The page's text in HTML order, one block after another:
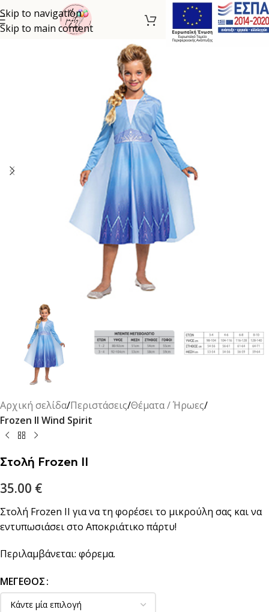
Skip to navigation
Skip to main content
Αρχική σελίδα Περιστάσεις Θέματα / Ήρωες
Frozen II Wind Spirit
Στολή Frozen II
35.00 €
Στολή Frozen II για να τη φορέσει το μικρούλη σας και να
εντυπωσιάσει στο Αποκριάτικο πάρτυ!
Περιλαμβάνεται: φόρεμα.
ΜΈΓΕΘΟΣ